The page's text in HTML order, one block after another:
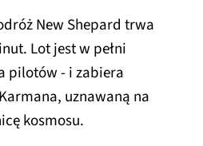
New Shepard trwa
Lot jest w pełni
pilotów - i zabiera
uznawaną na
kosmosu.